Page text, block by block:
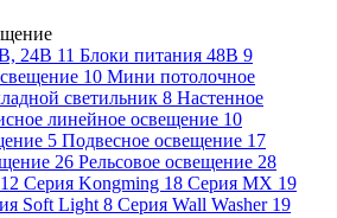
24В 11 Блоки питания 48В 9
10 Мини потолочное
светильник 8 Настенное
линейное освещение 10
5 Подвесное освещение 17
26 Рельсовое освещение 28
12 Серия Kongming 18 Серия MX 19
Soft Light 8 Серия Wall Washer 19